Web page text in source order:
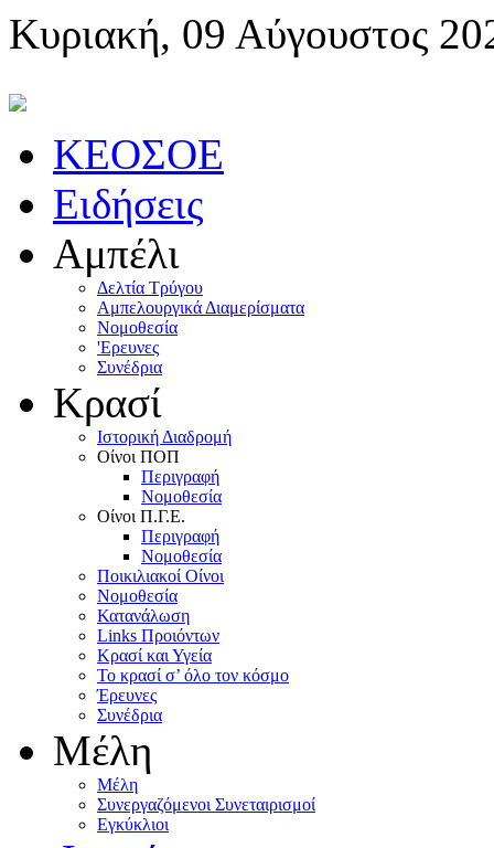
Κυριακή, 09 Αύγουστος
KEOΣOE
Ειδήσεις
Αμπέλι
Δελτία Τρύγου
Αμπελουργικά Διαμερίσματα
Nομοθεσία
'Eρευνες
Συνέδρια
Κρασί
Iστορική Διαδρομή
Oίνοι ΠOΠ
Περιγραφή
Nομοθεσία
Oίνοι Π.Γ.E.
Περιγραφή
Νομοθεσία
Ποικιλιακοί Oίνοι
Nομοθεσία
Κατανάλωση
Links Προιόντων
Κρασί και Υγεία
To κρασί σ’ όλο τον κόσμο
Έρευνες
Συνέδρια
Μέλη
Mέλη
Συνεργαζόμενοι Συνεταιρισμοί
Εγκύκλιοι